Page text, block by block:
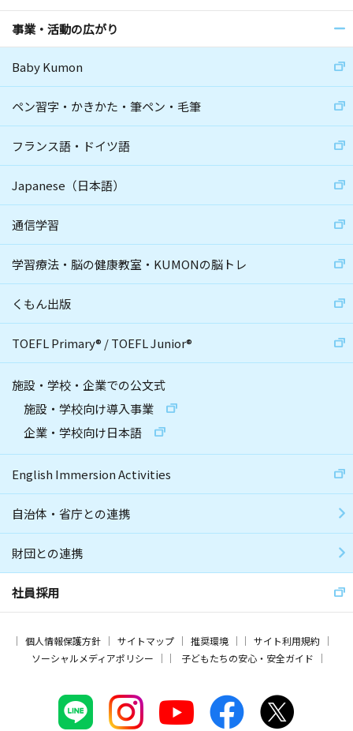
事業・活動の広がり
Baby Kumon
ペン習字・かきかた・筆ペン・毛筆
フランス語・ドイツ語
Japanese（日本語）
通信学習
学習療法・脳の健康教室・KUMONの脳トレ
くもん出版
TOEFL Primary® /TOEFL Junior®
施設・学校・企業での公文式
施設・学校向け導入事業
企業・学校向け日本語
English Immersion Activities
自治体・省庁との連携
財団との連携
社員採用
個人情報保護方針 サイトマップ 推奨環境
サイト利用規約
ソーシャルメディアポリシー
子どもたちの安心・安全ガイド